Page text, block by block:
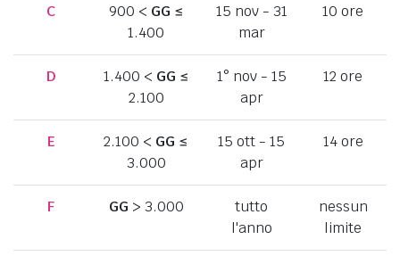
C 900 < GG ≤
1.400
15 nov - 31
mar
10 ore
D 1.400 < GG ≤
2.100
1° nov - 15
apr
12 ore
E 2.100 < GG ≤
3.000
15 ott - 15
apr
14 ore
F GG > 3.000
tutto
l'anno
nessun
limite